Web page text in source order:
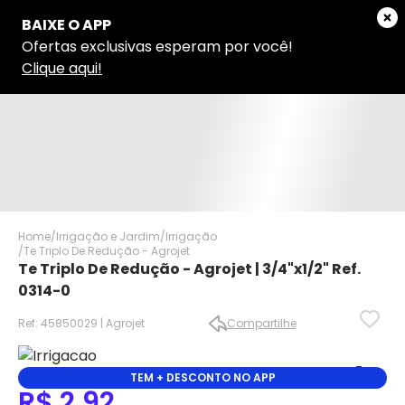
✕
✕
Home Irrigação e Jardim Irrigação
Te Triplo De Redução - Agrojet
Te Triplo De Redução - Agrojet | 3/4"x1/2" Ref.
0314-0
Ref: 45850029 | Agrojet Compartilhe
✕
TEM + DESCONTO NO APP